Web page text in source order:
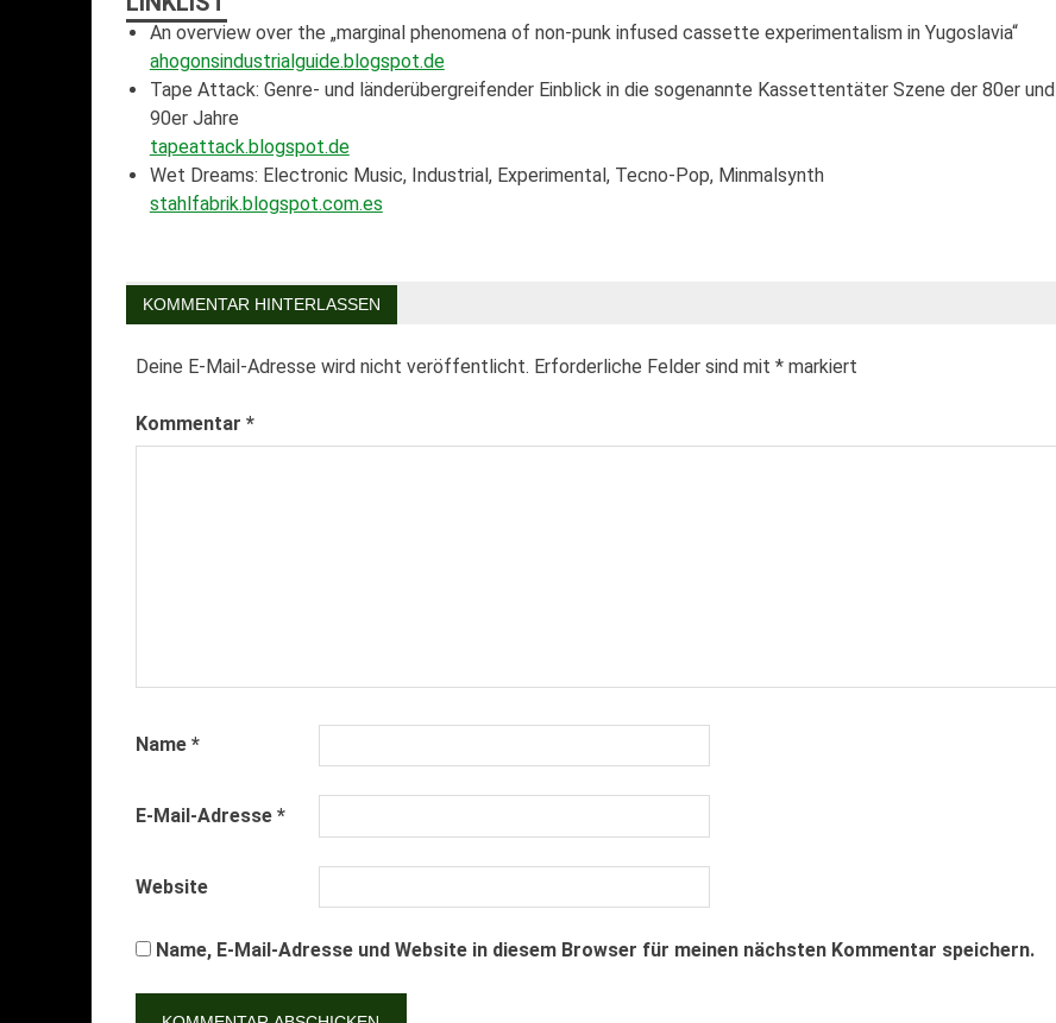
An overview over the „marginal phenomena of non-punk infused cassette experimentalism in Yugoslavia“
ahogonsindustrialguide.blogspot.de
Tape Attack: Genre- und länderübergreifender Einblick in die sogenannte Kassettentäter Szene der 80er und
90er Jahre
tapeattack.blogspot.de
Wet Dreams: Electronic Music, Industrial, Experimental, Tecno-Pop, Minmalsynth
stahlfabrik.blogspot.com.es
KOMMENTAR HINTERLASSEN
Deine E-Mail-Adresse wird nicht veröffentlicht. Erforderliche Felder sind mit *markiert
Kommentar *
Name *
E-Mail-Adresse *
Website
Name, E-Mail-Adresse und Website in diesem Browser für meinen nächsten Kommentar speichern.